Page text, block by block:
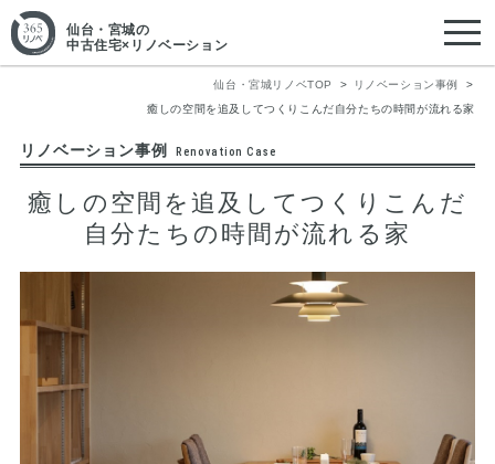
仙台・宮城の
中古住宅×リノベーション
仙台・宮城リノベTOP
リノベーション事例
癒しの空間を追及してつくりこんだ自分たちの時間が流れる家
リノベーション事例 Renovation Case
癒しの空間を追及してつくりこんだ
自分たちの時間が流れる家